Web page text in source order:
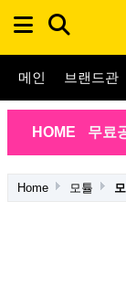
메인 브랜드관
HOME 무료
Home 모튤